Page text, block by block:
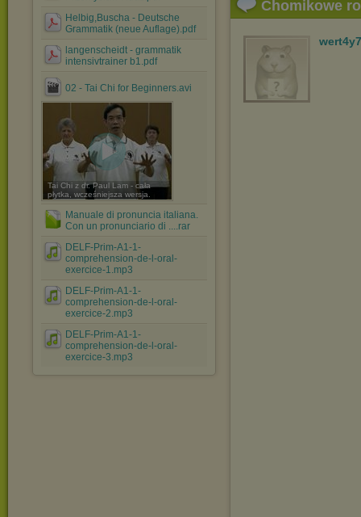
Helbig,Buscha - Deutsche
Grammatik (neue Auflage).pdf
langenscheidt - grammatik
intensivtrainer b1.pdf
02 - Tai Chi for Beginners.avi
Tai Chi z dr. Paul Lam - cała
płytka, wcześniejsza wersja.
Manuale di pronuncia italiana.
Con un pronunciario di ....rar
DELF-Prim-A1-1-
comprehension-de-l-oral-
exercice-1.mp3
DELF-Prim-A1-1-
comprehension-de-l-oral-
exercice-2.mp3
DELF-Prim-A1-1-
comprehension-de-l-oral-
exercice-3.mp3
Chomikowe